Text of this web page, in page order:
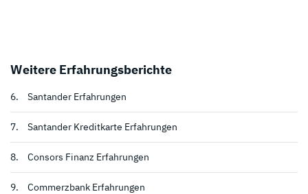
Weitere Erfahrungsberichte
6. Santander Erfahrungen
7. Santander Kreditkarte Erfahrungen
8. Consors Finanz Erfahrungen
9. Commerzbank Erfahrungen